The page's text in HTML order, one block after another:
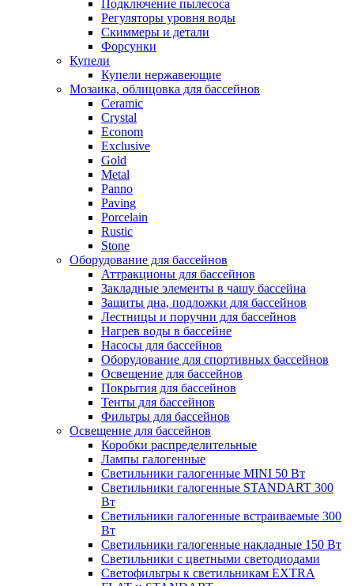
Подключение пылесоса
Регуляторы уровня воды
Скиммеры и детали
Форсунки
Купели
Купели нержавеющие
Мозаика, облицовка для бассейнов
Ceramic
Crystal
Econom
Exclusive
Gold
Metal
Panno
Paving
Porcelain
Rustic
Stone
Оборудование для бассейнов
Аттракционы для бассейнов
Закладные элементы в чашу бассейна
Защиты дна, подложки для бассейнов
Лестницы и поручни для бассейнов
Нагрев воды в бассейне
Насосы для бассейнов
Оборудование для спортивных бассейнов
Освещение для бассейнов
Покрытия для бассейнов
Тенты для бассейнов
Фильтры для бассейнов
Освещение для бассейнов
Коробки распределительные
Лампы галогенные
Светильники галогенные MINI 50 Вт
Светильники галогенные STANDART 300
Вт
Светильники галогенные встраиваемые 300
Вт
Светильники галогенные накладные 150 Вт
Светильники с цветными светодиодами
Светофильтры к светильникам EXTRA